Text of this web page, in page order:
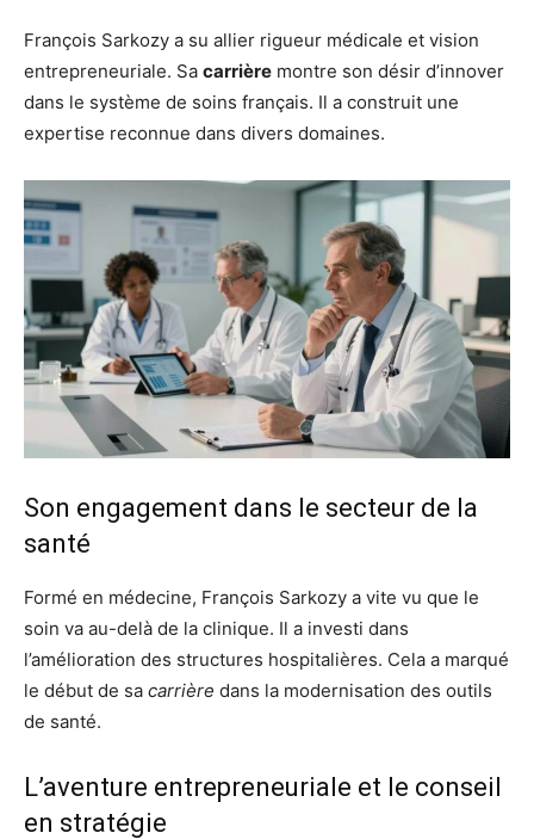
François Sarkozy a su allier rigueur médicale et vision
entrepreneuriale. Sa carrière montre son désir d’innover
dans le système de soins français. Il a construit une
expertise reconnue dans divers domaines.
Son engagement dans le secteur de la
santé
Formé en médecine, François Sarkozy a vite vu que le
soin va au-delà de la clinique. Il a investi dans
l’amélioration des structures hospitalières. Cela a marqué
le début de sa carrière dans la modernisation des outils
de santé.
L’aventure entrepreneuriale et le conseil
en stratégie